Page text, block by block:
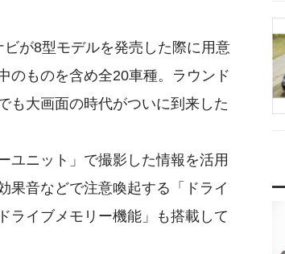
が8型モデルを発売した際に用意
のものを含め全20車種。ラウンド
も大画面の時代がついに到来した
ユニット」で撮影した情報を活用
果音などで注意喚起する「ドライ
ライブメモリー機能」も搭載して